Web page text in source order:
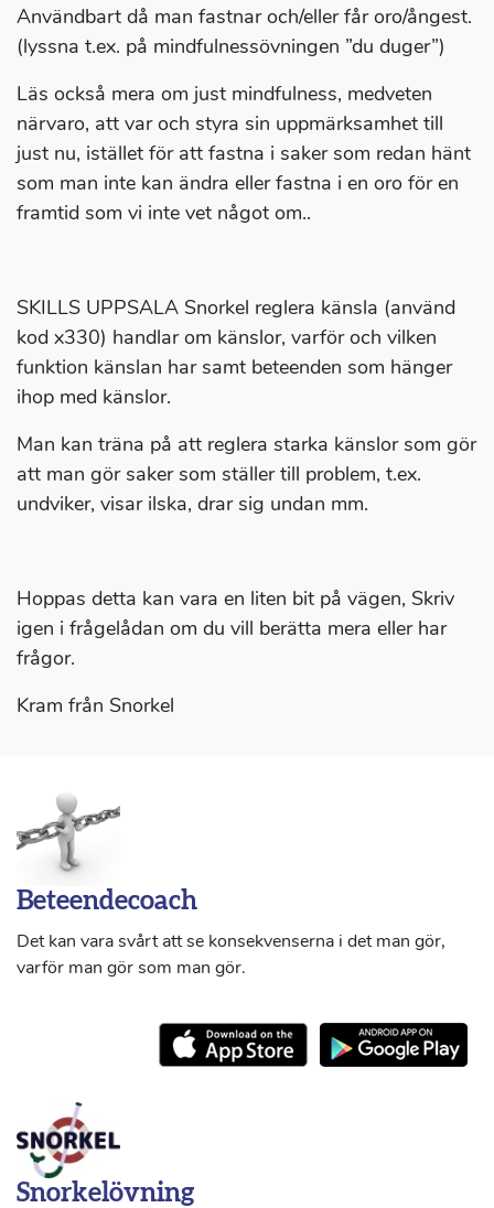
Användbart då man fastnar och/eller får oro/ångest.
(lyssna t.ex. på mindfulnessövningen ”du duger”)
Läs också mera om just mindfulness, medveten
närvaro, att var och styra sin uppmärksamhet till
just nu, istället för att fastna i saker som redan hänt
som man inte kan ändra eller fastna i en oro för en
framtid som vi inte vet något om..
SKILLS UPPSALA Snorkel reglera känsla (använd
kod x330) handlar om känslor, varför och vilken
funktion känslan har samt beteenden som hänger
ihop med känslor.
Man kan träna på att reglera starka känslor som gör
att man gör saker som ställer till problem, t.ex.
undviker, visar ilska, drar sig undan mm.
Hoppas detta kan vara en liten bit på vägen, Skriv
igen i frågelådan om du vill berätta mera eller har
frågor.
Kram från Snorkel
Beteendecoach
Det kan vara svårt att se konsekvenserna i det man gör,
varför man gör som man gör.
Snorkelövning